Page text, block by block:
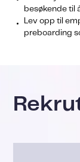
besøkende til
Lev opp til
preboarding